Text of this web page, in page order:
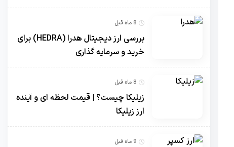
8 ماه قبل
بررسی ارز دیجیتال هدرا (HEDRA) برای
خرید و سرمایه گذاری
8 ماه قبل
زیلیکا چیست؟ | قیمت لحظه ای و آینده
ارز زیلیکا
9 ماه قبل